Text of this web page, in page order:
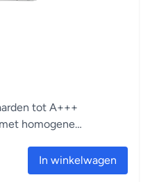
tot A+++
homogene
In winkelwagen